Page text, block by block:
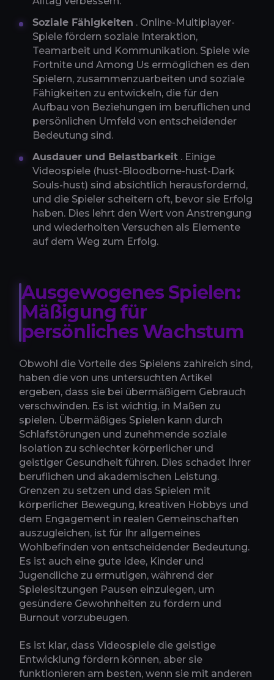
Soziale Fähigkeiten . Online-Multiplayer-
Spiele fördern soziale Interaktion,
Teamarbeit und Kommunikation. Spiele wie
Fortnite und Among Us ermöglichen es den
Spielern, zusammenzuarbeiten und soziale
Fähigkeiten zu entwickeln, die für den
Aufbau von Beziehungen im beruflichen und
persönlichen Umfeld von entscheidender
Bedeutung sind.
Ausdauer und Belastbarkeit . Einige
Videospiele (hust-Bloodborne-hust-Dark
Souls-hust) sind absichtlich herausfordernd,
und die Spieler scheitern oft, bevor sie Erfolg
haben. Dies lehrt den Wert von Anstrengung
und wiederholten Versuchen als Elemente
auf dem Weg zum Erfolg.
Ausgewogenes Spielen:
Mäßigung für
persönliches Wachstum
Obwohl die Vorteile des Spielens zahlreich sind,
haben die von uns untersuchten Artikel
ergeben, dass sie bei übermäßigem Gebrauch
verschwinden. Es ist wichtig, in Maßen zu
spielen. Übermäßiges Spielen kann durch
Schlafstörungen und zunehmende soziale
Isolation zu schlechter körperlicher und
geistiger Gesundheit führen. Dies schadet Ihrer
beruflichen und akademischen Leistung.
Grenzen zu setzen und das Spielen mit
körperlicher Bewegung, kreativen Hobbys und
dem Engagement in realen Gemeinschaften
auszugleichen, ist für Ihr allgemeines
Wohlbefinden von entscheidender Bedeutung.
Es ist auch eine gute Idee, Kinder und
Jugendliche zu ermutigen, während der
Spielesitzungen Pausen einzulegen, um
gesündere Gewohnheiten zu fördern und
Burnout vorzubeugen.
Es ist klar, dass Videospiele die geistige
Entwicklung fördern können, aber sie
funktionieren am besten, wenn sie mit anderen